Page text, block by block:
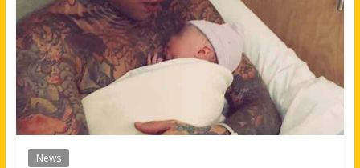
News